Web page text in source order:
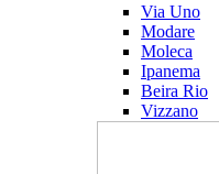
Via Uno
Modare
Moleca
Ipanema
Beira Rio
Vizzano